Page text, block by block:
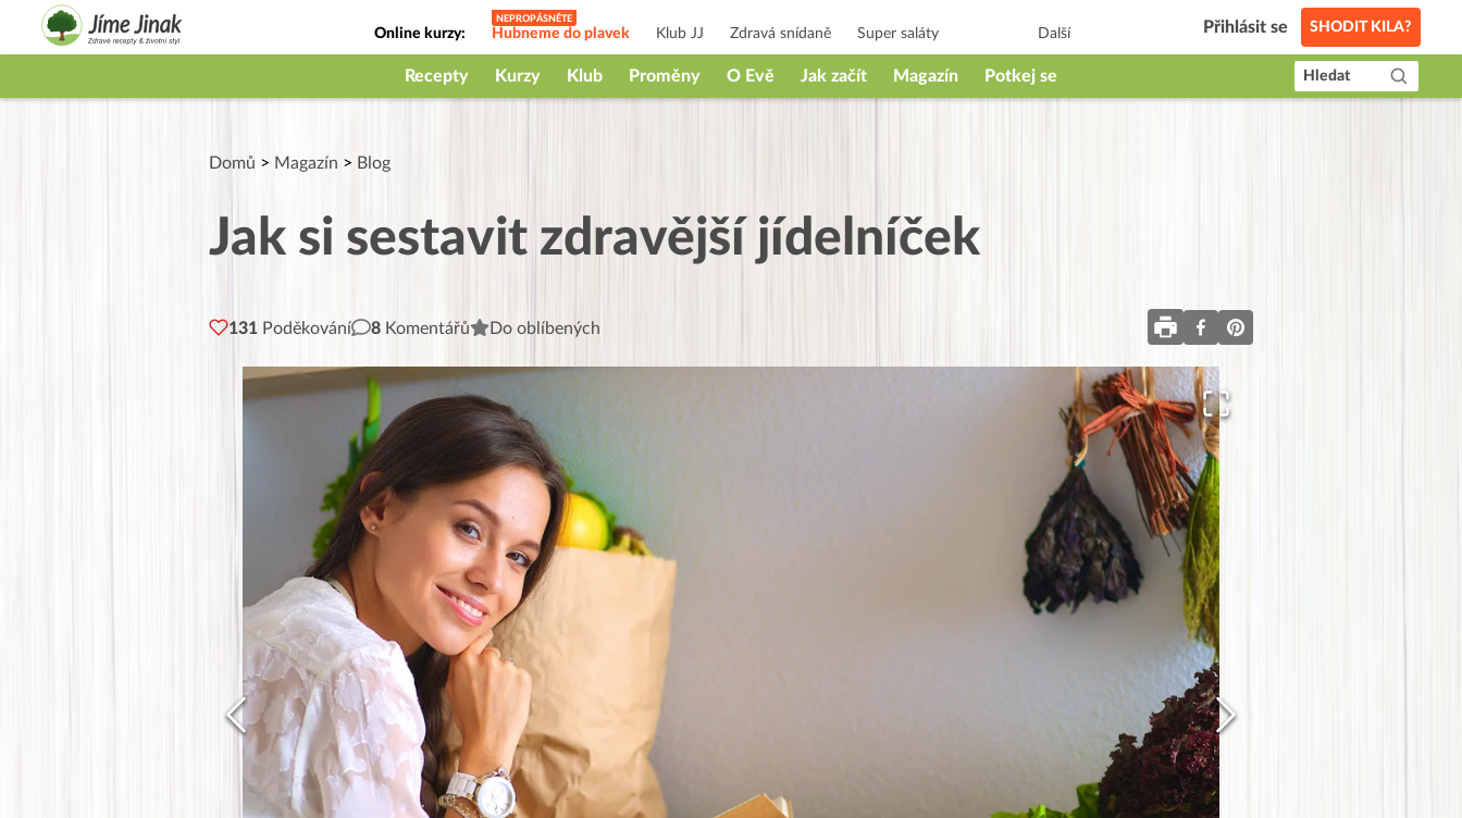
Online kurzy: Hubneme do plavek Klub JJ Zdravá snídaně Super saláty
Jak na babičky
Další Přihlásit se SHODIT KILA?
Recepty Kurzy Klub Proměny O Evě Jak začít Magazín Potkej se Hledat
Domů > Magazín > Blog
Jak si sestavit zdravější jídelníček
131 Poděkování 8 Komentářů Do oblíbených